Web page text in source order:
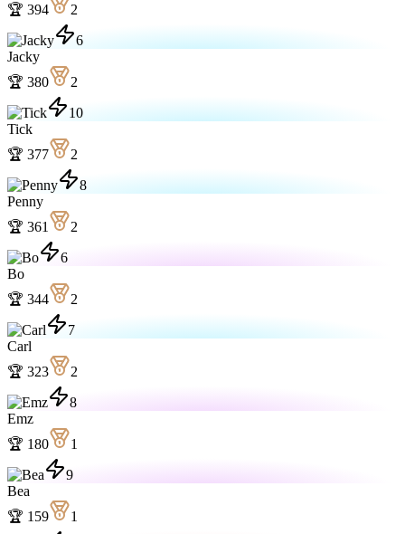
🏆 394
2
6
Jacky
🏆 380
2
10
Tick
🏆 377
2
8
Penny
🏆 361
2
6
Bo
🏆 344
2
7
Carl
🏆 323
2
8
Emz
🏆 180
1
9
Bea
🏆 159
1